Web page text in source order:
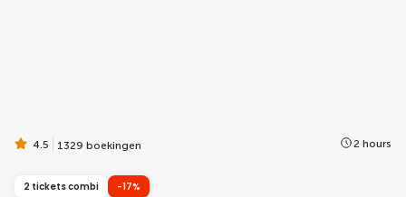
4.5 1329 boekingen 2 hours
2 tickets combi -17%